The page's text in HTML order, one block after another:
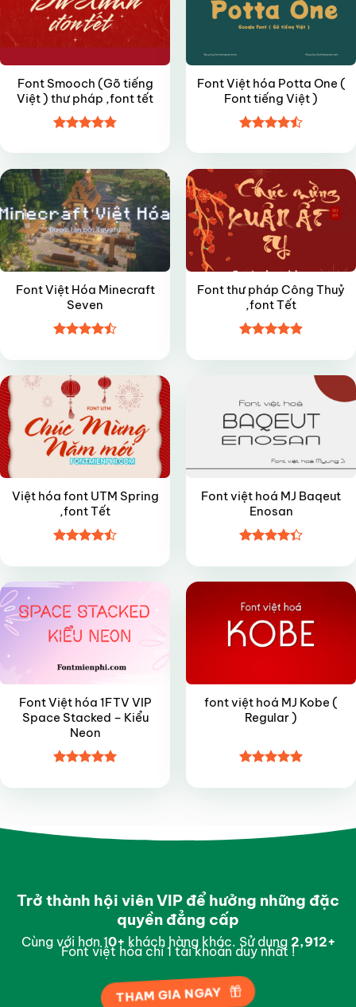
Font Smooch (Gõ tiếng
Việt ) thư pháp ,font tết
hạng4.85
sao
Font Việt hóa Potta One (
Font tiếng Việt )
hạng4.5
5 sao
Font Việt Hóa Minecraft
Seven
hạng4.5
5 sao
Font thư pháp Công Thuỷ
,font Tết
hạng4.95
Việt hóa font UTM Spring
,font Tết
hạng4.45
5 sao
Font việt hoá MJ Baqeut
Enosan
hạng4.35
5 sao
Font Việt hóa 1FTV VIP
Space Stacked – Kiểu
Neon
hạng55
font việt hoá MJ Kobe (
Regular )
hạng4.95
Trở thành hội viên VIP để hưởng những đặc
quyền đẳng cấp
Cùng với hơn 10+khách hàng khác. Sử dụng 2,994+
Font việt hóa chỉ 1 tài khoản duy nhất !
THAM GIA NGAY